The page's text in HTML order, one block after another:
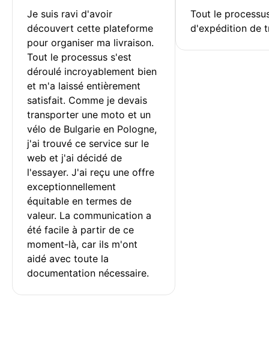
Je suis ravi d'avoir
découvert cette plateforme
pour organiser ma livraison.
Tout le processus s'est
déroulé incroyablement bien
et m'a laissé entièrement
satisfait. Comme je devais
transporter une moto et un
vélo de Bulgarie en Pologne,
j'ai trouvé ce service sur le
web et j'ai décidé de
l'essayer. J'ai reçu une offre
exceptionnellement
équitable en termes de
valeur. La communication a
été facile à partir de ce
moment-là, car ils m'ont
aidé avec toute la
documentation nécessaire.
Tout le
d'expédition de